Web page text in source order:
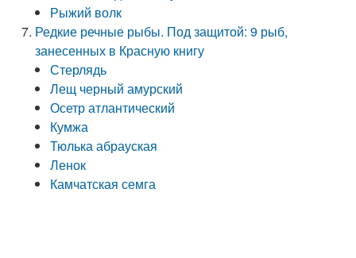
Рыжий волк
Редкие речные рыбы. Под защитой: 9 рыб,
занесенных в Красную книгу
Стерлядь
Лещ черный амурский
Осетр атлантический
Кумжа
Тюлька абрауская
Ленок
Камчатская семга